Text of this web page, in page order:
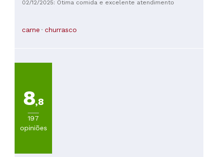
02/12/2025: Ótima comida e excelente atendimento
carne churrasco
8,8
197
opiniões